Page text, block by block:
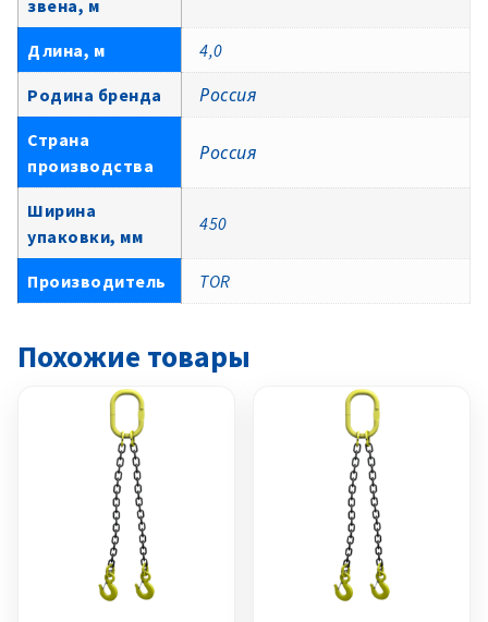
звена, м
Длина, м 4,0
Родина бренда Россия
Страна
производства
Россия
Ширина
упаковки, мм
450
Производитель TOR
Похожие товары